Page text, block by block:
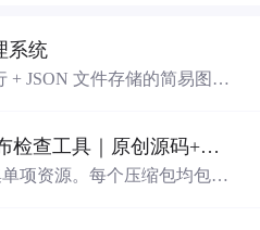
系统
+ JSON 文件存储的简易图书
书名/作者/ISBN），每本书
生信息
图像种子版本复现发布检查工具｜原创源码+测试+离线报告
项资源。每个压缩包均包含